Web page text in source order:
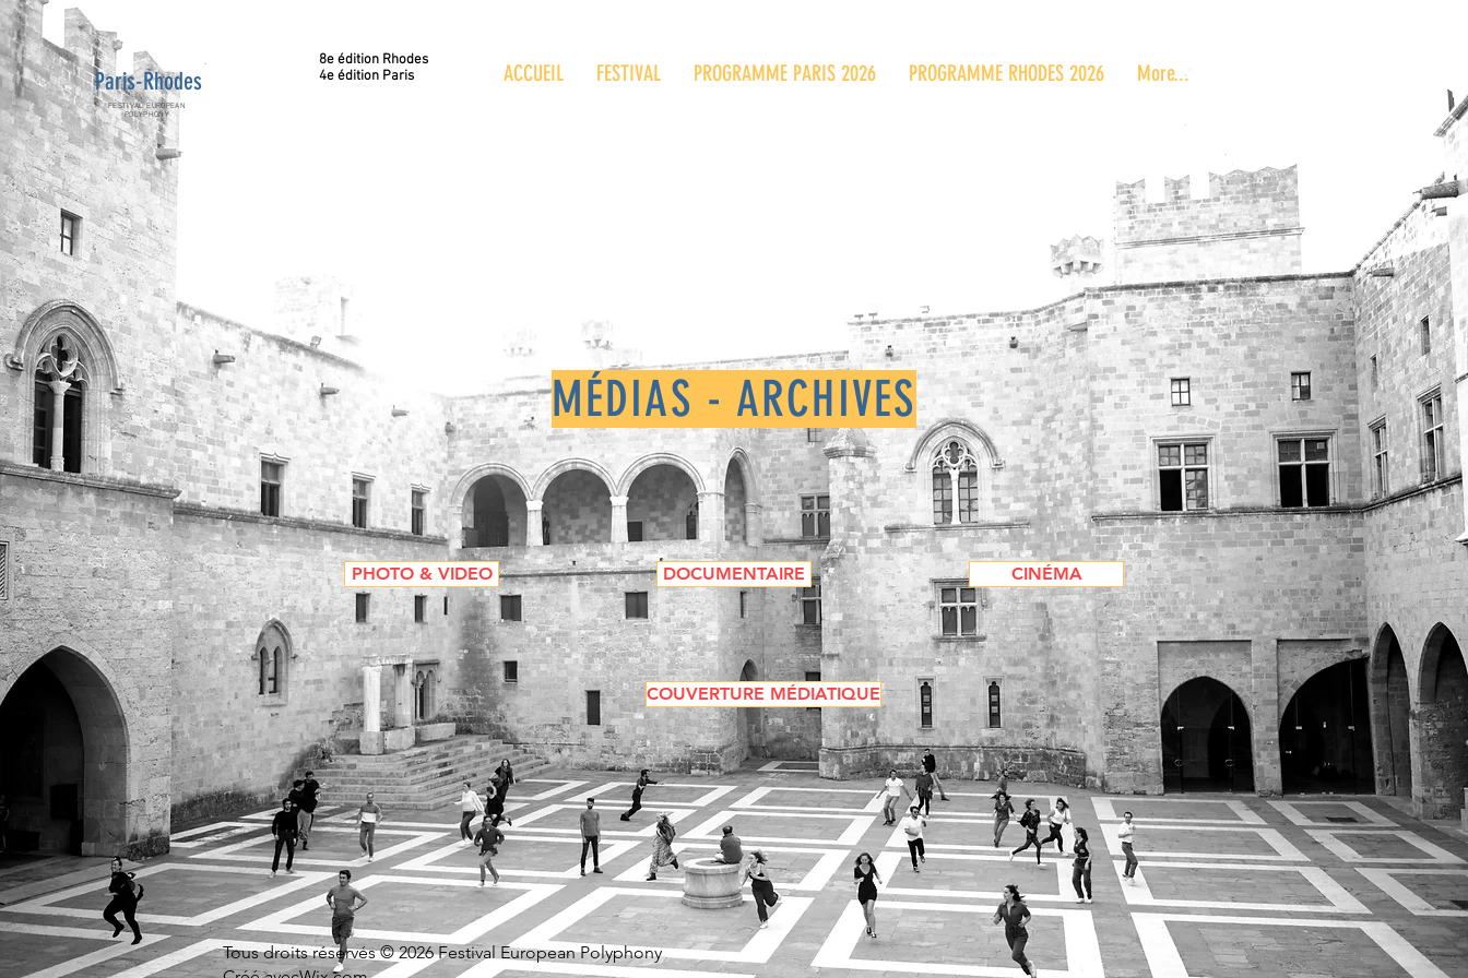
Paris-Rhodes
FESTIVAL EUROPEAN
POLYPHONY
ACCUEIL FESTIVAL PROGRAMME PARIS 2026 PROGRAMME RHODES 2026 More...
8e édition Rhodes
4e édition Paris
MÉDIAS - ARCHIVES
PHOTO & VIDEO DOCUMENTAIRE CINÉMA
COUVERTURE MÉDIATIQUE
Tous droits réservés © 2026 Festival European Polyphony